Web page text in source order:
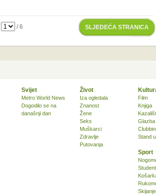
SLJEDEĆA STRANICA
/ 6
Svijet
Metro World News
Dogodilo se na
današnji dan
Život
Iza ogledala
Znanost
Žene
Seks
Muškarci
Zdravlje
Putovanja
Film
Knjiga
Glazba
Stand
Sport
Skijanje